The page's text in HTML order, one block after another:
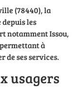
(78440), la
les
notamment Issou,
à
de ses services.
usagers